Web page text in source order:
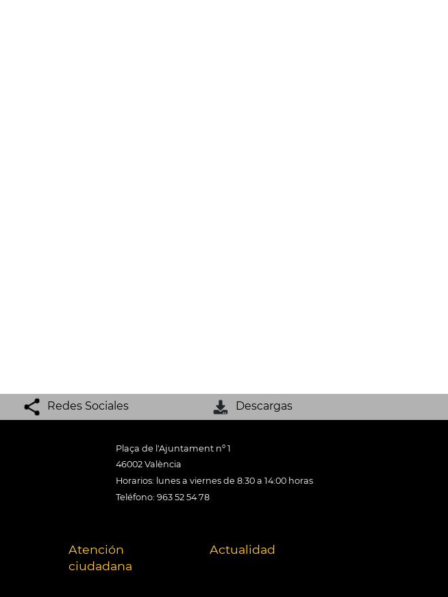
Redes Sociales Descargas
Plaça de l'Ajuntament nº 1
46002 València
Horarios: lunes a viernes de 8:30 a 14:00 horas
Teléfono: 963 52 54 78
Atención
ciudadana
Actualidad